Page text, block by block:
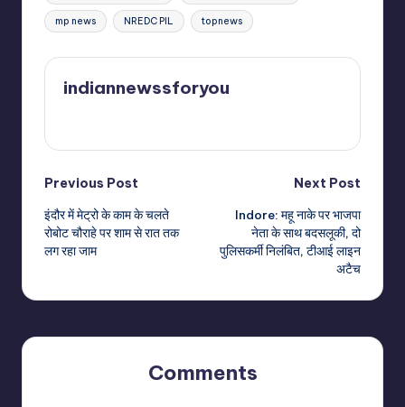
mp news NREDC PIL topnews
indiannewssforyou
Post
navigation
Previous Post
इंदौर में मेट्रो के काम के चलते
रोबोट चौराहे पर शाम से रात तक
लग रहा जाम
Next Post
Indore: महू नाके पर भाजपा
नेता के साथ बदसलूकी, दो
पुलिसकर्मी निलंबित, टीआई लाइन
अटैच
Comments